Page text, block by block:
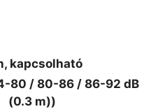
kapcsolható
80 / 80-86 / 86-92 dB
(0.3 m))